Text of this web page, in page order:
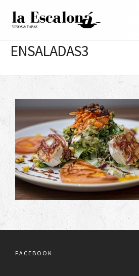
ENSALADAS3
FACEBOOK